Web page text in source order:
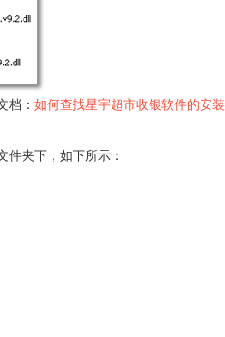
档： 如何查找星宇超市收银软件的安装
夹下，如下所示：